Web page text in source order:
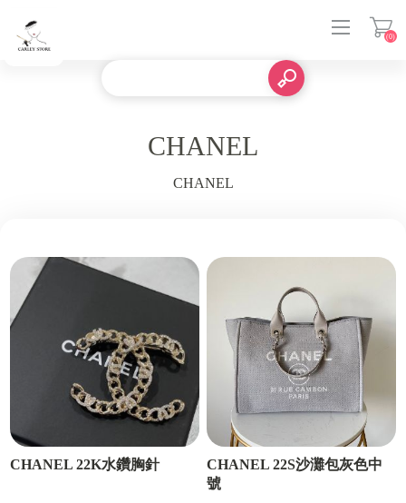
(0)
CHANEL
CHANEL
CHANEL 22K水鑽胸針
CHANEL 22S沙灘包灰色中
號